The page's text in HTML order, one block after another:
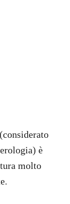
è
molto